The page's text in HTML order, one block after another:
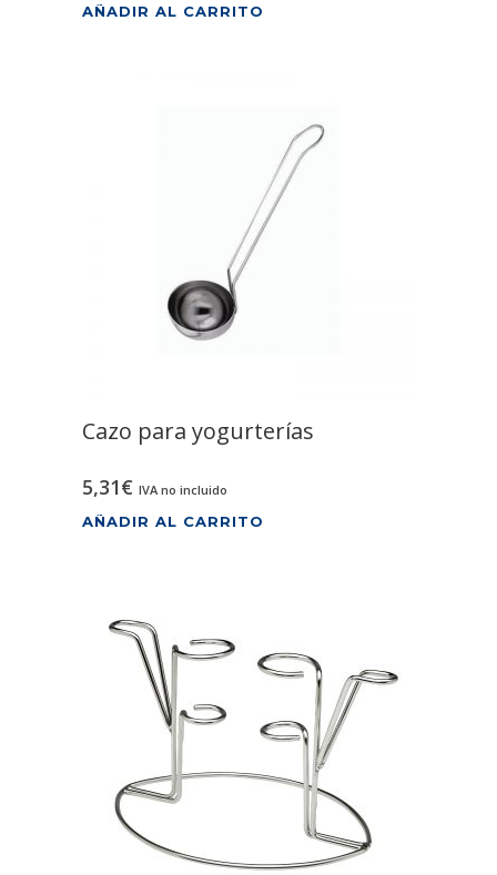
AÑADIR AL CARRITO
Cazo para yogurterías
5,31€ IVA no incluido
AÑADIR AL CARRITO